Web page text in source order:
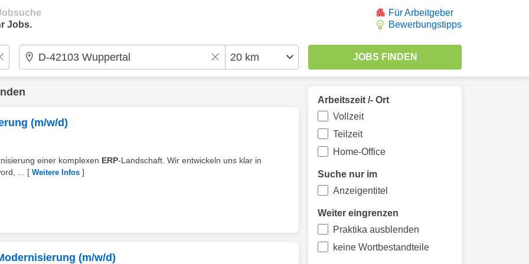
Jobs.
Für Arbeitgeber
Bewerbungstipps
(m/w/d)
einer komplexen ERP‑Landschaft. Wir entwickeln uns klar in
...
[ Weitere Infos ]
(m/w/d)
Arbeitszeit /- Ort
Vollzeit
Teilzeit
Home-Office
Suche nur im
Anzeigentitel
Weiter eingrenzen
Praktika ausblenden
keine Wortbestandteile